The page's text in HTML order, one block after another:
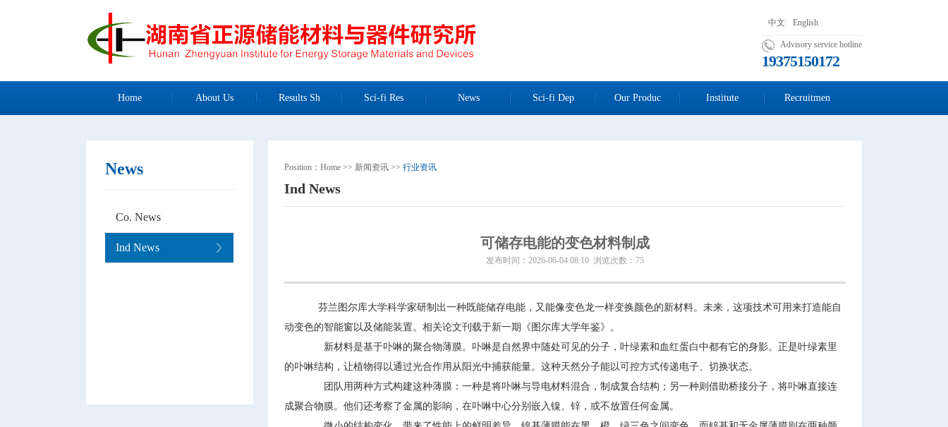
中文 English
Advisory service hotline
19375150172
Home About Us Results Sh Sci-fi Res News Sci-fi Dep Our Produc Institute Recruitmen
News
Co. News
Ind News
Position： Home >> 新闻资讯 >> 行业资讯
Ind News
可储存电能的变色材料制成
发布时间：2026-06-04 08:10 浏览次数：75
芬兰图尔库大学科学家研制出一种既能储存电能，又能像变色龙一样变换颜色的新材料。未来，这项技术可用来打造能自
动变色的智能窗以及储能装置。相关论文刊载于新一期《图尔库大学年鉴》。
新材料是基于卟啉的聚合物薄膜。卟啉是自然界中随处可见的分子，叶绿素和血红蛋白中都有它的身影。正是叶绿素里
的卟啉结构，让植物得以通过光合作用从阳光中捕获能量。这种天然分子能以可控方式传递电子、切换状态。
团队用两种方式构建这种薄膜：一种是将卟啉与导电材料混合，制成复合结构；另一种则借助桥接分子，将卟啉直接连
成聚合物膜。他们还考察了金属的影响，在卟啉中心分别嵌入镍、锌，或不放置任何金属。